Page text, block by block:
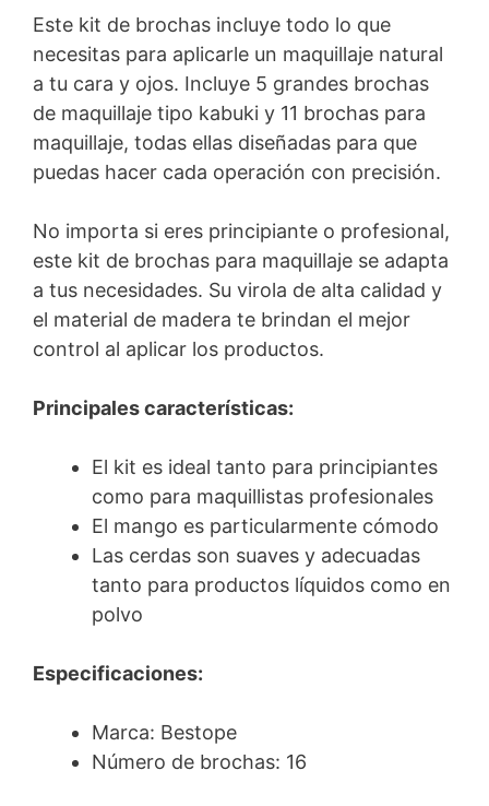
Este kit de brochas incluye todo lo que
necesitas para aplicarle un maquillaje natural
a tu cara y ojos. Incluye 5 grandes brochas
de maquillaje tipo kabuki y 11 brochas para
maquillaje, todas ellas diseñadas para que
puedas hacer cada operación con precisión.
No importa si eres principiante o profesional,
este kit de brochas para maquillaje se adapta
a tus necesidades. Su virola de alta calidad y
el material de madera te brindan el mejor
control al aplicar los productos.
Principales características:
El kit es ideal tanto para principiantes
como para maquillistas profesionales
El mango es particularmente cómodo
Las cerdas son suaves y adecuadas
tanto para productos líquidos como en
polvo
Especificaciones:
Marca: Bestope
Número de brochas: 16